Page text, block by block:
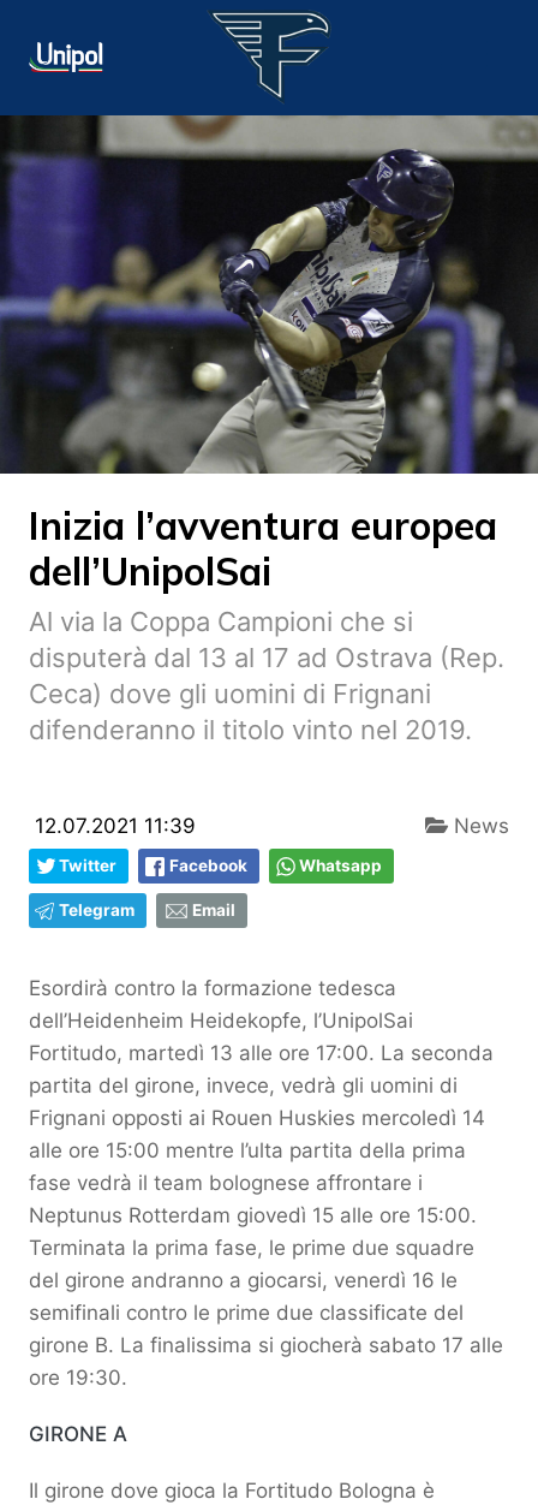
Inizia l’avventura europea
dell’UnipolSai
Al via la Coppa Campioni che si
disputerà dal 13 al 17 ad Ostrava (Rep.
Ceca) dove gli uomini di Frignani
difenderanno il titolo vinto nel 2019.
12.07.2021 11:39 News
Twitter Facebook Whatsapp
Telegram Email
Esordirà contro la formazione tedesca
dell’Heidenheim Heidekopfe, l’UnipolSai
Fortitudo, martedì 13 alle ore 17:00. La seconda
partita del girone, invece, vedrà gli uomini di
Frignani opposti ai Rouen Huskies mercoledì 14
alle ore 15:00 mentre l’ulta partita della prima
fase vedrà il team bolognese affrontare i
Neptunus Rotterdam giovedì 15 alle ore 15:00.
Terminata la prima fase, le prime due squadre
del girone andranno a giocarsi, venerdì 16 le
semifinali contro le prime due classificate del
girone B. La finalissima si giocherà sabato 17 alle
ore 19:30.
GIRONE A
Il girone dove gioca la Fortitudo Bologna è